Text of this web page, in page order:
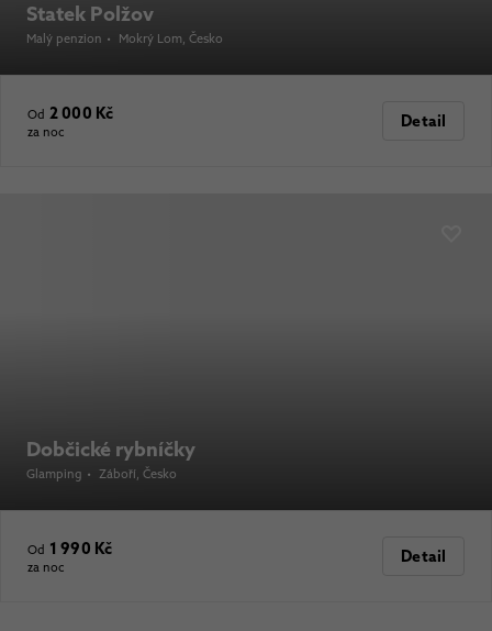
Statek Polžov
Malý penzion • Mokrý Lom, Česko
Od 2 000 Kč
za noc
Detail
Dobčické rybníčky
Glamping • Záboří, Česko
Od 1 990 Kč
za noc
Detail